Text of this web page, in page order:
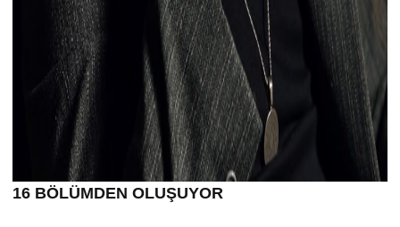
16 BÖLÜMDEN OLUŞUYOR